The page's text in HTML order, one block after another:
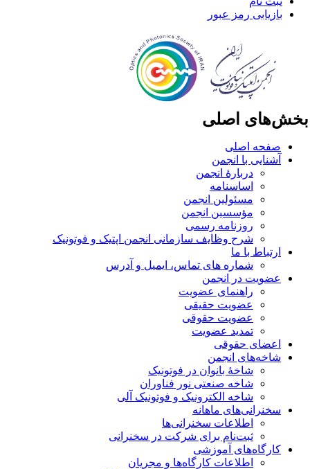
بازیابی رمز عبور
اصلی
صفحه اصلی
آشنایی با انجمن
دربارۀ انجمن
اساسنامه
مسئولین انجمن
مؤسسین انجمن
روزنامه رسمی
شرح وظایف سازمانی انجمن اپتیک و فوتونیک
ارتباط با ما
شماره های تماس، ایمیل و آدرس
عضویت در انجمن
راهنمای عضویت
عضویت حقیقی
عضویت حقوقی
تمدید عضویت
اعضای حقوقی
شاخه‌های انجمن
شاخۀ بانوان در فوتونیک
شاخه صنعتی نور فناوران
شاخه‌ الکترونیک و فوتونیک آلی
سخنرانی‌های ماهانه
اطلاعات سخنرانی‌‌ها
ثبت‌نام برای شرکت در سخنرانی
کارگاه‌های آموزشی
اطلاعات کارگاه‌ها و مجریان